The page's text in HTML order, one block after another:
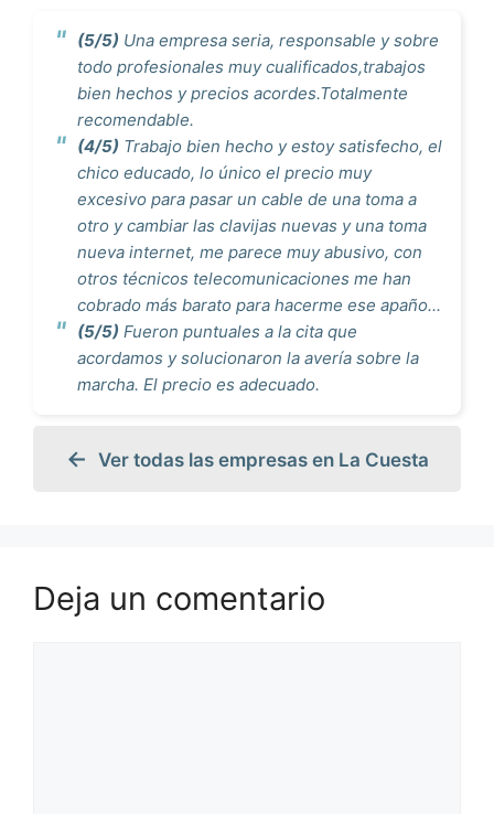
(5/5) Una empresa seria, responsable y sobre
todo profesionales muy cualificados,trabajos
bien hechos y precios acordes.Totalmente
recomendable.
(4/5) Trabajo bien hecho y estoy satisfecho, el
chico educado, lo único el precio muy
excesivo para pasar un cable de una toma a
otro y cambiar las clavijas nuevas y una toma
nueva internet, me parece muy abusivo, con
otros técnicos telecomunicaciones me han
cobrado más barato para hacerme ese apaño...
(5/5) Fueron puntuales a la cita que
acordamos y solucionaron la avería sobre la
marcha. El precio es adecuado.
Ver todas las empresas en La Cuesta
Deja un comentario